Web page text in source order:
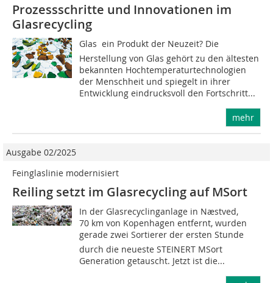
Prozessschritte und Innovationen im
Glasrecycling
Glas  ein Produkt der Neuzeit? Die
Herstellung von Glas gehört zu den ältesten
bekannten Hochtemperaturtechnologien
der Menschheit und spiegelt in ihrer
Entwicklung eindrucksvoll den Fortschritt...
mehr
Ausgabe 02/2025
Feinglaslinie modernisiert
Reiling setzt im Glasrecycling auf MSort
In der Glasrecyclinganlage in Næstved,
70 km von Kopenhagen entfernt, wurden
gerade zwei Sortierer der ersten Stunde
durch die neueste STEINERT MSort
Generation getauscht. Jetzt ist die...